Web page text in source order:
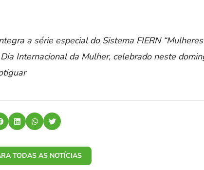
a série especial do Sistema FIERN
Internacional da Mulher, celebrado neste
TODAS AS NOTÍCIAS